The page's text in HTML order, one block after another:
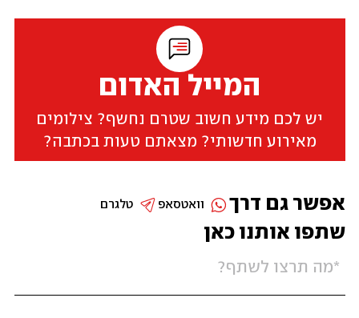
המייל האדום
יש לכם מידע חשוב שטרם נחשף? צילומים
מאירוע חדשותי? מצאתם טעות בכתבה?
שתפו אותנו כאן
אפשר גם דרך טלגרם וואטסאפ